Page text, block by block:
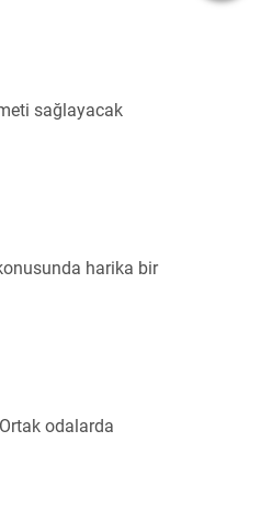
sağlayacak
harika bir
odalarda